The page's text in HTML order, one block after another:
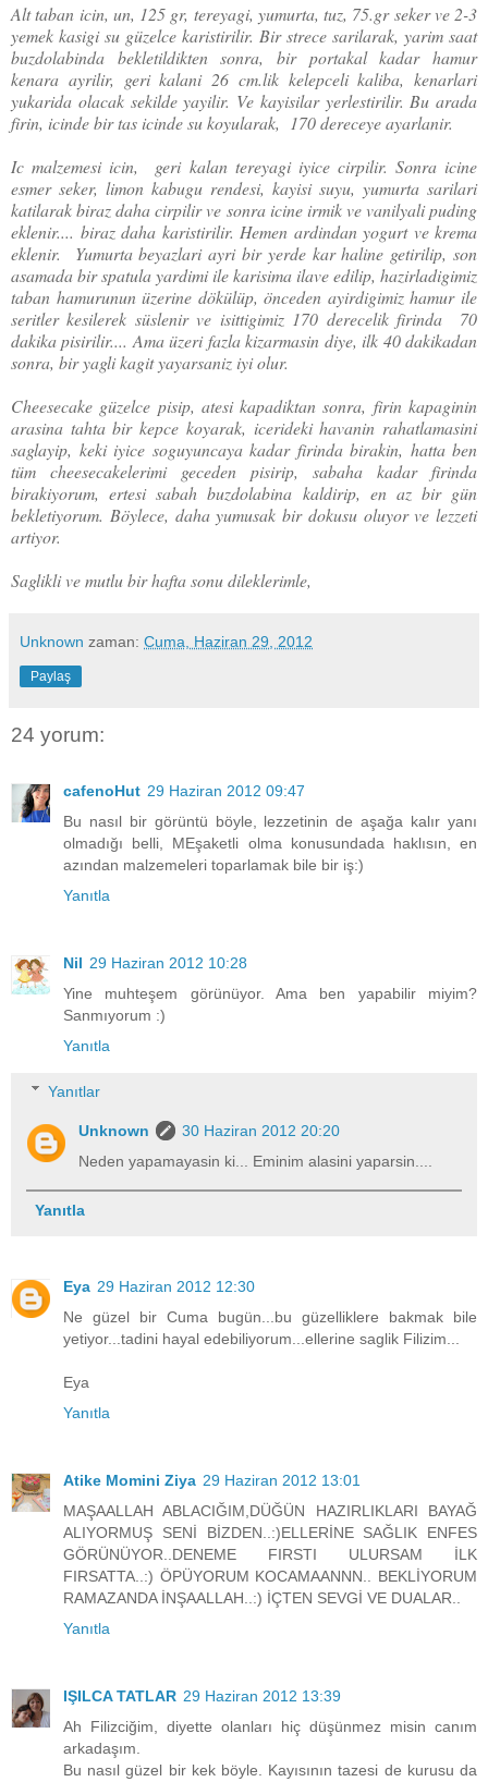
Alt taban icin, un, 125 gr, tereyagi, yumurta, tuz, 75.gr seker ve 2-3
yemek kasigi su güzelce karistirilir. Bir strece sarilarak, yarim saat
buzdolabinda bekletildikten sonra, bir portakal kadar hamur
kenara ayrilir, geri kalani 26 cm.lik kelepceli kaliba, kenarlari
yukarida olacak sekilde yayilir. Ve kayisilar yerlestirilir. Bu arada
firin, icinde bir tas icinde su koyularak, 170 dereceye ayarlanir.
Ic malzemesi icin, geri kalan tereyagi iyice cirpilir. Sonra icine
esmer seker, limon kabugu rendesi, kayisi suyu, yumurta sarilari
katilarak biraz daha cirpilir ve sonra icine irmik ve vanilyali puding
eklenir.... biraz daha karistirilir. Hemen ardindan yogurt ve krema
eklenir. Yumurta beyazlari ayri bir yerde kar haline getirilip, son
asamada bir spatula yardimi ile karisima ilave edilip, hazirladigimiz
taban hamurunun üzerine dökülüp, önceden ayirdigimiz hamur ile
seritler kesilerek süslenir ve isittigimiz 170 derecelik firinda 70
dakika pisirilir.... Ama üzeri fazla kizarmasin diye, ilk 40 dakikadan
sonra, bir yagli kagit yayarsaniz iyi olur.
Cheesecake güzelce pisip, atesi kapadiktan sonra, firin kapaginin
arasina tahta bir kepce koyarak, icerideki havanin rahatlamasini
saglayip, keki iyice soguyuncaya kadar firinda birakin, hatta ben
tüm cheesecakelerimi geceden pisirip, sabaha kadar firinda
birakiyorum, ertesi sabah buzdolabina kaldirip, en az bir gün
bekletiyorum. Böylece, daha yumusak bir dokusu oluyor ve lezzeti
artiyor.
Saglikli ve mutlu bir hafta sonu dileklerimle,
Unknown zaman: Cuma, Haziran 29, 2012
Paylaş
24 yorum:
cafenoHut 29 Haziran 2012 09:47
Bu nasıl bir görüntü böyle, lezzetinin de aşağa kalır yanı
olmadığı belli, MEşaketli olma konusundada haklısın, en
azından malzemeleri toparlamak bile bir iş:)
Yanıtla
Nil 29 Haziran 2012 10:28
Yine muhteşem görünüyor. Ama ben yapabilir miyim?
Sanmıyorum :)
Yanıtla
Yanıtlar
Unknown
30 Haziran 2012 20:20
Neden yapamayasin ki... Eminim alasini yaparsin....
Yanıtla
Eya 29 Haziran 2012 12:30
Ne güzel bir Cuma bugün...bu güzelliklere bakmak bile
yetiyor...tadini hayal edebiliyorum...ellerine saglik Filizim...
Eya
Yanıtla
Atike Momini Ziya 29 Haziran 2012 13:01
MAŞAALLAH ABLACIĞIM,DÜĞÜN HAZIRLIKLARI BAYAĞ
ALIYORMUŞ SENİ BİZDEN..:)ELLERİNE SAĞLIK ENFES
GÖRÜNÜYOR..DENEME FIRSTI ULURSAM İLK
FIRSATTA..:) ÖPÜYORUM KOCAMAANNN.. BEKLİYORUM
RAMAZANDA İNŞAALLAH..:) İÇTEN SEVGİ VE DUALAR..
Yanıtla
IŞILCA TATLAR 29 Haziran 2012 13:39
Ah Filizciğim, diyette olanları hiç düşünmez misin canım
arkadaşım.
Bu nasıl güzel bir kek böyle. Kayısının tazesi de kurusu da